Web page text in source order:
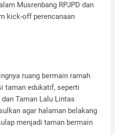
Musrenbang RPJPD dan
kick-off perencanaan
ruang bermain ramah
taman edukatif, seperti
Taman Lalu Lintas
agar halaman belakang
menjadi taman bermain